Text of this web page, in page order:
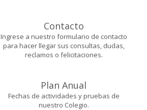
Contacto
Ingrese a nuestro formulario de contacto
para hacer llegar sus consultas, dudas,
reclamos o felicitaciones.
Plan Anual
Fechas de actividades y pruebas de
nuestro Colegio.